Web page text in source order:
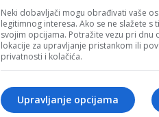
Neki dobavljači mogu obrađivati vaše
legitimnog interesa. Ako se ne slažete s
svojim opcijama. Potražite vezu pri dnu
lokacije za upravljanje pristankom ili
privatnosti i kolačića.
Upravljanje opcijama